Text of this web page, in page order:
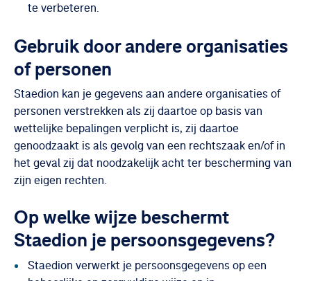
te verbeteren.
Gebruik door andere organisaties
of personen
Staedion kan je gegevens aan andere organisaties of
personen verstrekken als zij daartoe op basis van
wettelijke bepalingen verplicht is, zij daartoe
genoodzaakt is als gevolg van een rechtszaak en/of in
het geval zij dat noodzakelijk acht ter bescherming van
zijn eigen rechten.
Op welke wijze beschermt
Staedion je persoonsgegevens?
Staedion verwerkt je persoonsgegevens op een